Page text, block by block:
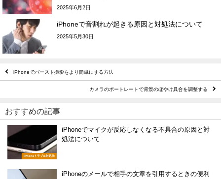
2025年6月2日
iPhoneで音割れが起きる原因と対処法について
2025年5月30日
iPhoneでバースト撮影をより簡単にする方法
カメラのポートレートで背景のぼやけ具合を調整する
おすすめの記事
iPhoneトラブル対処法
iPhoneでマイクが反応しなくなる不具合の原因と対
処法について
iPhoneのメールで相手の文章を引用するときの便利